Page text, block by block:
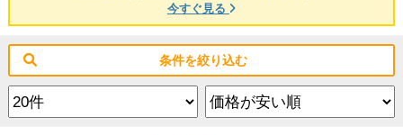
今すぐ見る
条件を絞り込む